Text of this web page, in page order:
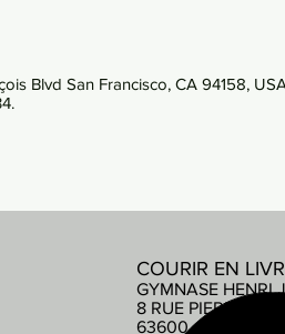
Blvd San Francisco, CA 94158,
COURIR EN
GYMNASE HENRI
8 RUE PIERRE DE
63600 AMBERT